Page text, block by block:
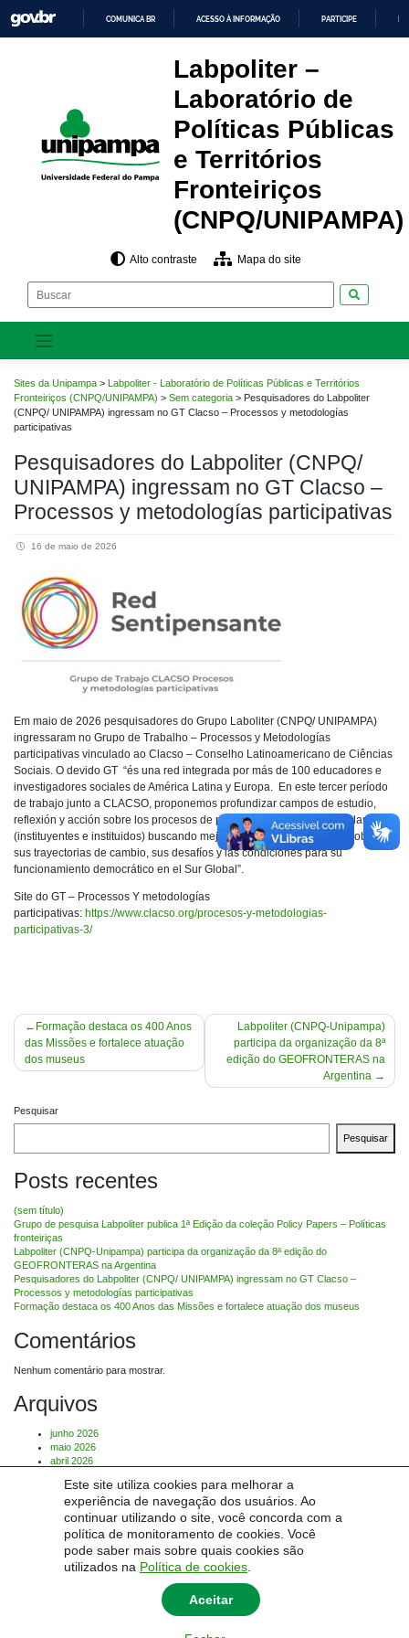
Este site utiliza cookies para melhorar a
experiência de navegação dos usuários. Ao
continuar utilizando o site, você concorda com a
política de monitoramento de cookies. Você
pode saber mais sobre quais cookies são
utilizados na Política de cookies
Aceitar
para
o
O
CONTEÚDO
COMUNICA BR ACESSO À INFORMAÇÃO PARTICIPE
Labpoliter –
Laboratório de
Políticas Públicas
e Territórios
Fronteiriços
(CNPQ/UNIPAMPA)
Alto contraste Mapa do site
Sites da Unipampa > Labpoliter - Laboratório de Políticas Públicas e Territórios
Fronteiriços (CNPQ/UNIPAMPA) > Sem categoria > Pesquisadores do Labpoliter
(CNPQ/ UNIPAMPA) ingressam no GT Clacso – Processos y metodologías
participativas
Pesquisadores do Labpoliter (CNPQ/
UNIPAMPA) ingressam no GT Clacso –
Processos y metodologías participativas
16 de maio de 2026
Em maio de 2026 pesquisadores do Grupo Laboliter (CNPQ/ UNIPAMPA)
ingressaram no Grupo de Trabalho – Processos y Metodologías
participativas vinculado ao Clacso – Conselho Latinoamericano de Ciências
Sociais. O devido GT “és una red integrada por más de 100 educadores e
investigadores sociales de América Latina y Europa. En este tercer período
de trabajo junto a CLACSO, proponemos profundizar campos de estudio,
reflexión y acción sobre los procesos de participación social y ciudadana
(instituyentes e instituidos) buscando mejorar nuestra comprensión sobre
sus trayectorias de cambio, sus desafíos y las condiciones para su
funcionamiento democrático en el Sur Global”.
Site do GT – Processos Y metodologías
participativas: https://www.clacso.org/procesos-y-metodologias-
participativas-3/
Navegação
de
Post
Formação destaca os 400 Anos
das Missões e fortalece atuação
dos museus
Labpoliter (CNPQ-Unipampa)
participa da organização da 8ª
edição do GEOFRONTERAS na
Argentina
Pesquisar
Pesquisar
Posts recentes
(sem título)
Grupo de pesquisa Labpoliter publica 1ª Edição da coleção Policy Papers – Políticas
fronteiriças
Labpoliter (CNPQ-Unipampa) participa da organização da 8ª edição do
GEOFRONTERAS na Argentina
Pesquisadores do Labpoliter (CNPQ/ UNIPAMPA) ingressam no GT Clacso –
Processos y metodologías participativas
Formação destaca os 400 Anos das Missões e fortalece atuação dos museus
Comentários
Nenhum comentário para mostrar.
Arquivos
junho 2026
maio 2026
abril 2026
julho 2025
Categorias
Sem categoria
Labpoliter - Laboratório de Políticas Públicas e Territórios Fronteiriços